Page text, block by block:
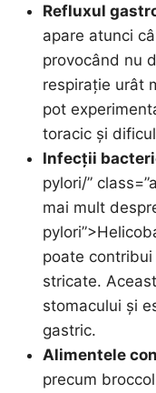
Refluxul
apare atunci
provocând nu
respirație urât
pot
toracic și
Infecții
pylori/”
mai mult
poate
stricate.
stomacului și
gastric.
Alimentele
precum